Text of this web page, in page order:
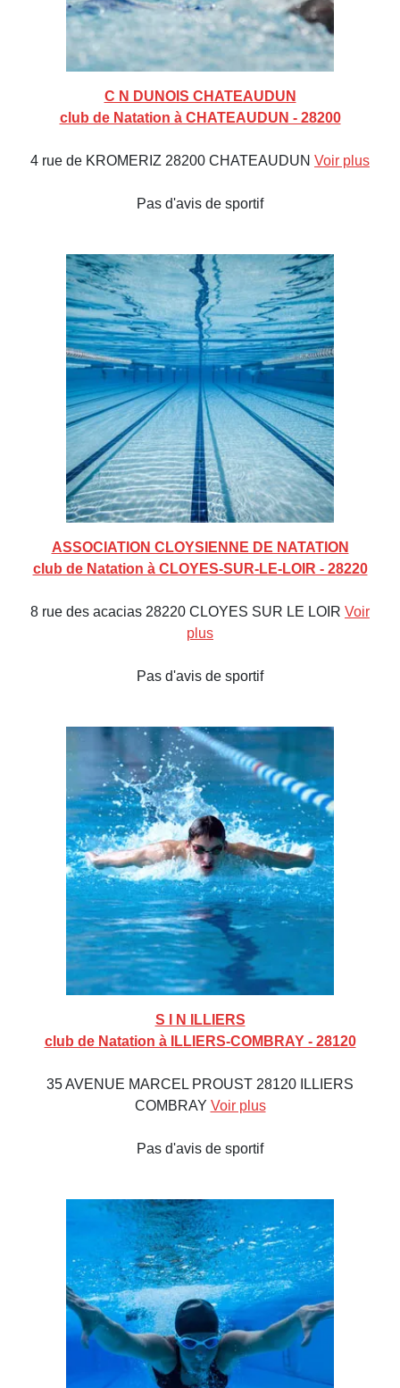
C N DUNOIS CHATEAUDUN
club de Natation à CHATEAUDUN - 28200
4 rue de KROMERIZ 28200 CHATEAUDUN Voir plus
Pas d'avis de sportif
ASSOCIATION CLOYSIENNE DE NATATION
club de Natation à CLOYES-SUR-LE-LOIR - 28220
8 rue des acacias 28220 CLOYES SUR LE LOIR Voir
plus
Pas d'avis de sportif
S I N ILLIERS
club de Natation à ILLIERS-COMBRAY - 28120
35 AVENUE MARCEL PROUST 28120 ILLIERS
COMBRAY Voir plus
Pas d'avis de sportif